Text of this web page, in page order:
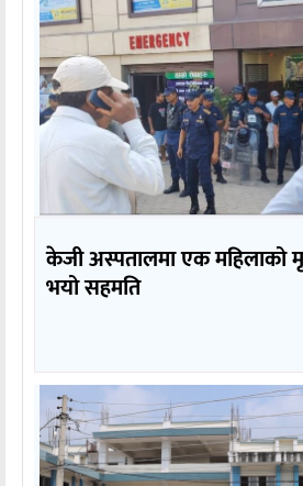
केजी अस्पतालमा एक महिलाको
भयो सहमति